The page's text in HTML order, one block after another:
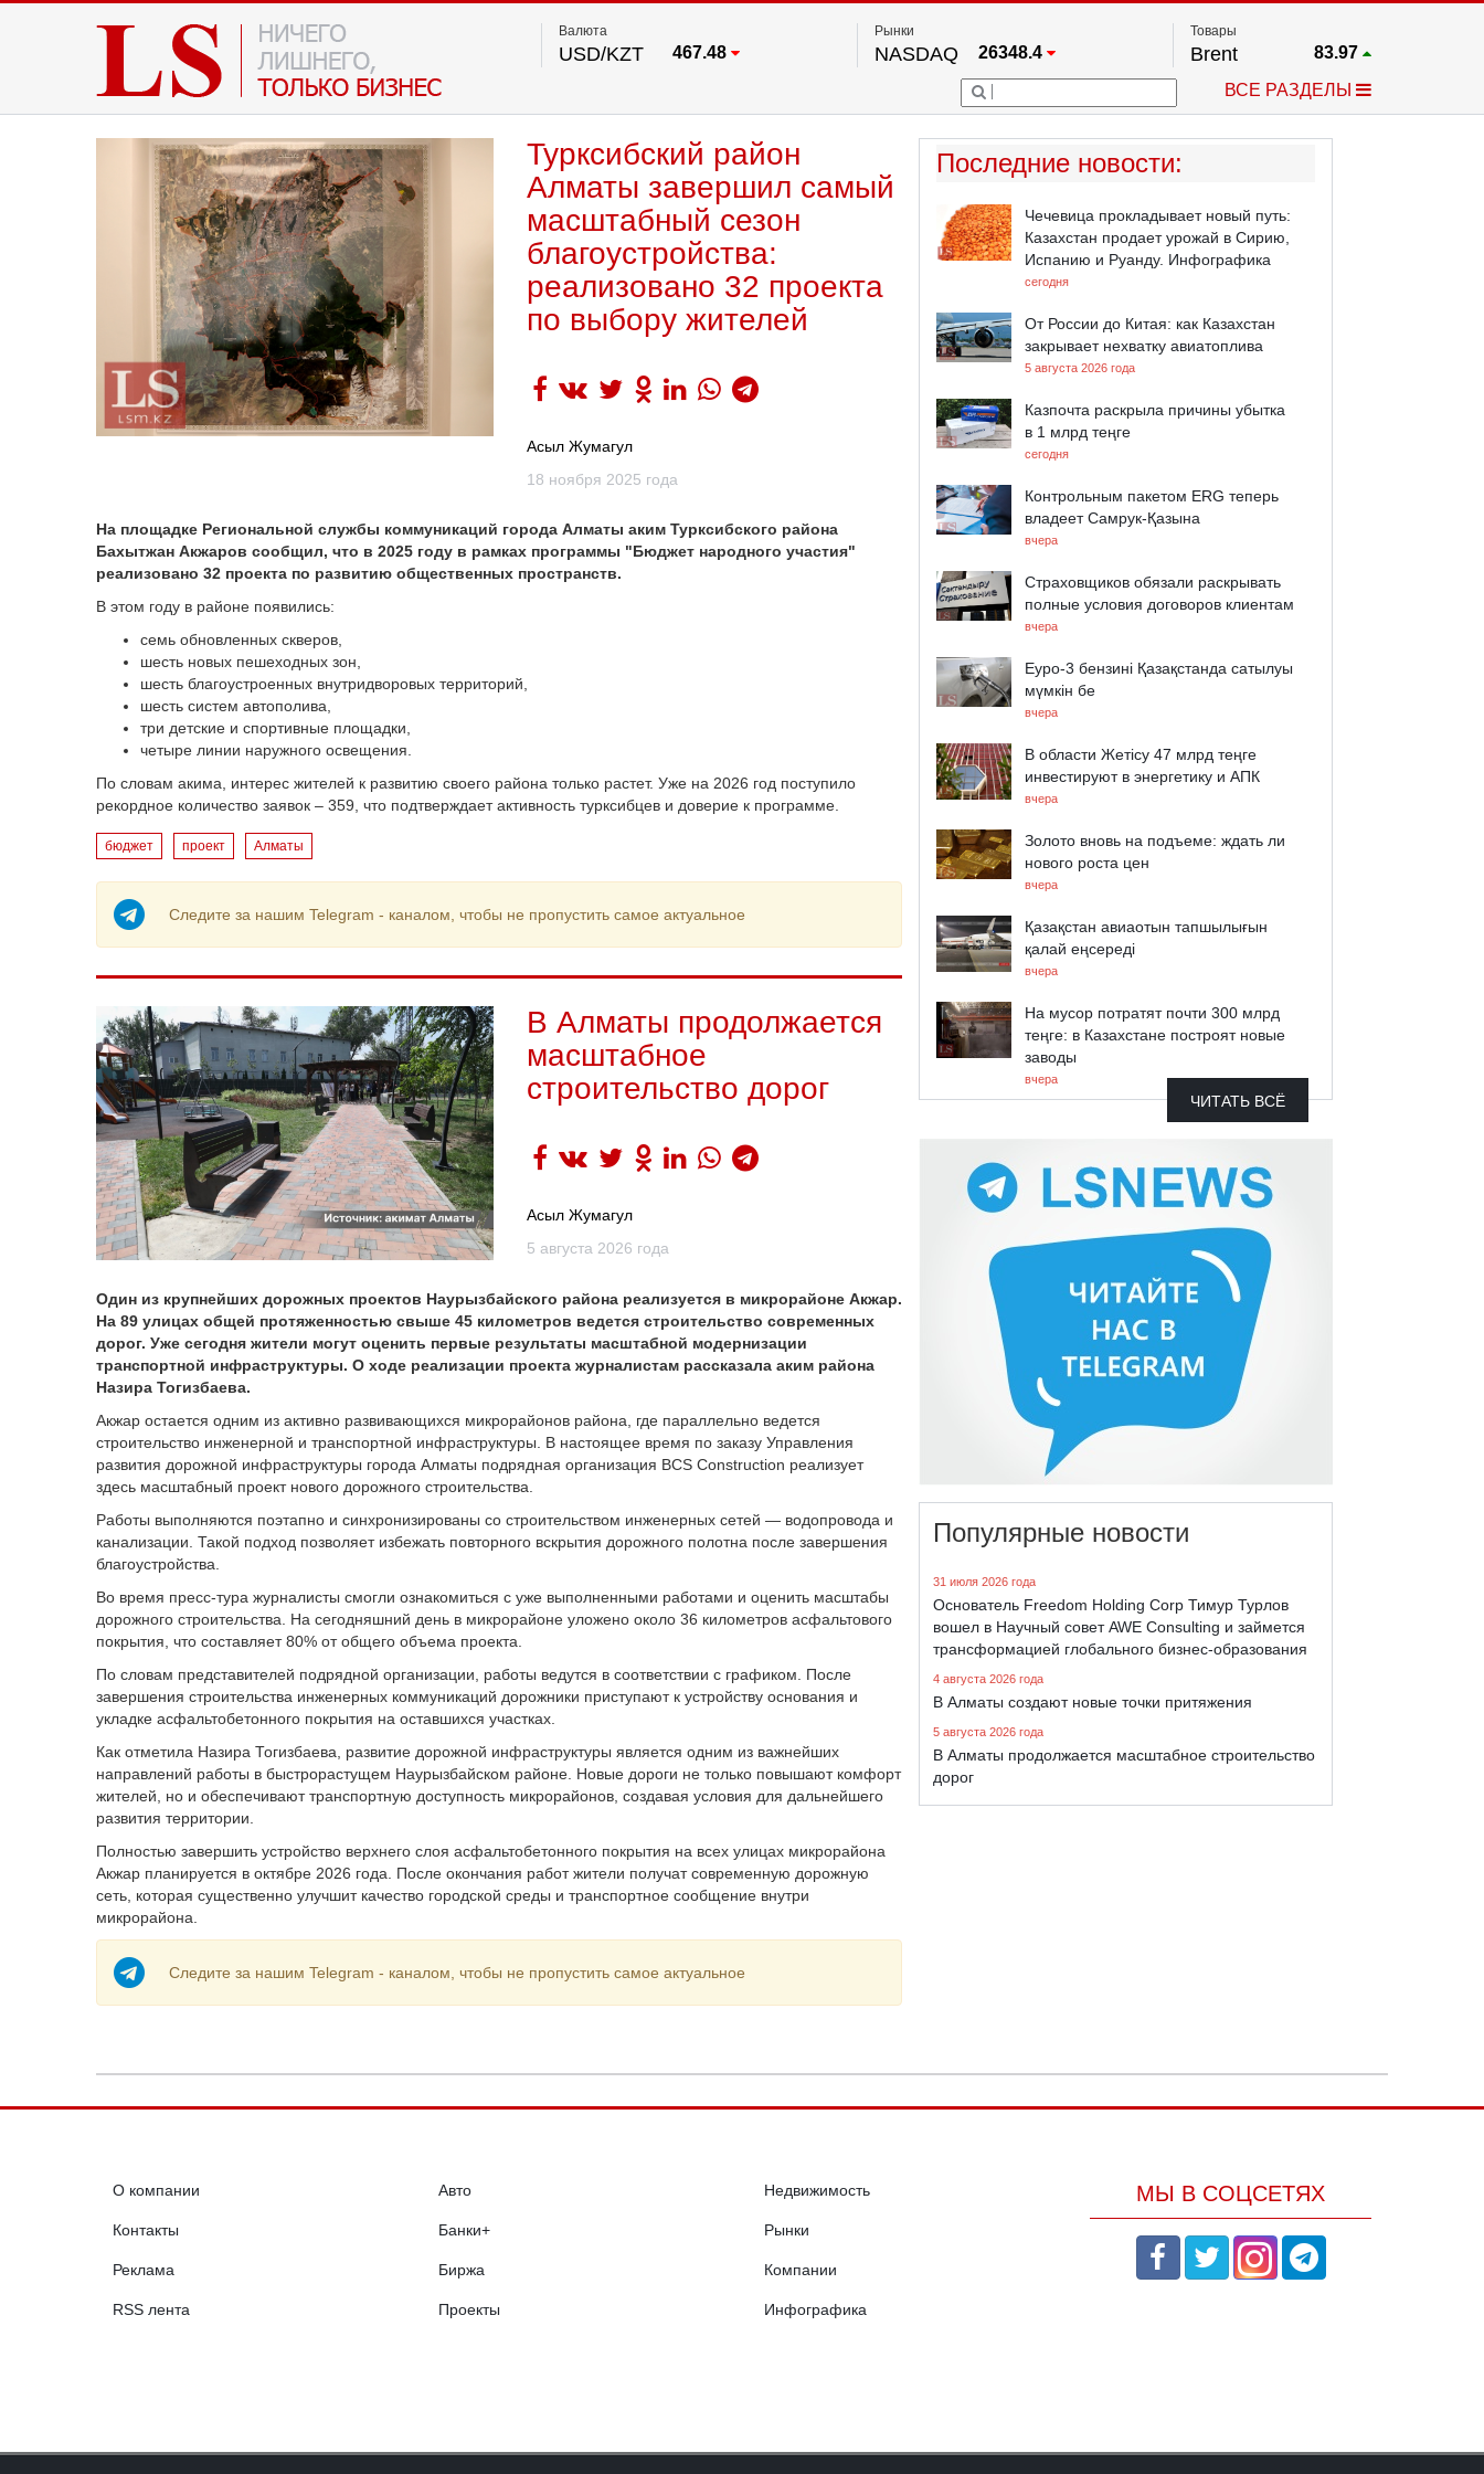
Валюта
USD/KZT 467.48
Рынки
NASDAQ 26348.4
FTSE 100 67.17
53885.1
S&P 500
NYSE 24484.1
Товары
Brent 83.97
Платина
2.64
ВСЕ РАЗДЕЛЫ
Турксибский район
Алматы завершил самый
масштабный сезон
благоустройства:
реализовано 32 проекта
по выбору жителей
Асыл Жумагул
18 ноября 2025 года
На площадке Региональной службы коммуникаций города Алматы аким Турксибского района
Бахытжан Акжаров сообщил, что в 2025 году в рамках программы "Бюджет народного участия"
реализовано 32 проекта по развитию общественных пространств.
В этом году в районе появились:
семь обновленных скверов,
шесть новых пешеходных зон,
шесть благоустроенных внутридворовых территорий,
шесть систем автополива,
три детские и спортивные площадки,
четыре линии наружного освещения.
По словам акима, интерес жителей к развитию своего района только растет. Уже на 2026 год поступило
рекордное количество заявок – 359, что подтверждает активность турксибцев и доверие к программе.
бюджет проект Алматы
Следите за нашим Telegram - каналом, чтобы не пропустить самое актуальное
В Алматы продолжается
масштабное
строительство дорог
Асыл Жумагул
5 августа 2026 года
Один из крупнейших дорожных проектов Наурызбайского района реализуется в микрорайоне Акжар.
На 89 улицах общей протяженностью свыше 45 километров ведется строительство современных
дорог. Уже сегодня жители могут оценить первые результаты масштабной модернизации
транспортной инфраструктуры. О ходе реализации проекта журналистам рассказала аким района
Назира Тогизбаева.
Акжар остается одним из активно развивающихся микрорайонов района, где параллельно ведется
строительство инженерной и транспортной инфраструктуры. В настоящее время по заказу Управления
развития дорожной инфраструктуры города Алматы подрядная организация BCS Construction реализует
здесь масштабный проект нового дорожного строительства.
Работы выполняются поэтапно и синхронизированы со строительством инженерных сетей — водопровода и
канализации. Такой подход позволяет избежать повторного вскрытия дорожного полотна после завершения
благоустройства.
Во время пресс-тура журналисты смогли ознакомиться с уже выполненными работами и оценить масштабы
дорожного строительства. На сегодняшний день в микрорайоне уложено около 36 километров асфальтового
покрытия, что составляет 80% от общего объема проекта.
По словам представителей подрядной организации, работы ведутся в соответствии с графиком. После
завершения строительства инженерных коммуникаций дорожники приступают к устройству основания и
укладке асфальтобетонного покрытия на оставшихся участках.
Как отметила Назира Тогизбаева, развитие дорожной инфраструктуры является одним из важнейших
направлений работы в быстрорастущем Наурызбайском районе. Новые дороги не только повышают комфорт
жителей, но и обеспечивают транспортную доступность микрорайонов, создавая условия для дальнейшего
развития территории.
Полностью завершить устройство верхнего слоя асфальтобетонного покрытия на всех улицах микрорайона
Акжар планируется в октябре 2026 года. После окончания работ жители получат современную дорожную
сеть, которая существенно улучшит качество городской среды и транспортное сообщение внутри
микрорайона.
Следите за нашим Telegram - каналом, чтобы не пропустить самое актуальное
Последние новости:
Чечевица прокладывает новый путь:
Казахстан продает урожай в Сирию,
Испанию и Руанду. Инфографика
сегодня
От России до Китая: как Казахстан
закрывает нехватку авиатоплива
5 августа 2026 года
Казпочта раскрыла причины убытка
в 1 млрд теңге
сегодня
Контрольным пакетом ERG теперь
владеет Самрук-Қазына
вчера
Страховщиков обязали раскрывать
полные условия договоров клиентам
вчера
Еуро-3 бензині Қазақстанда сатылуы
мүмкін бе
вчера
В области Жетісу 47 млрд теңге
инвестируют в энергетику и АПК
вчера
Золото вновь на подъеме: ждать ли
нового роста цен
вчера
Қазақстан авиаотын тапшылығын
қалай еңсереді
вчера
На мусор потратят почти 300 млрд
теңге: в Казахстане построят новые
заводы
вчера
ЧИТАТЬ ВСЁ
Популярные новости
31 июля 2026 года
Основатель Freedom Holding Corp Тимур Турлов
вошел в Научный совет AWE Consulting и займется
трансформацией глобального бизнес-образования
4 августа 2026 года
В Алматы создают новые точки притяжения
5 августа 2026 года
В Алматы продолжается масштабное строительство
дорог
О компании
Контакты
Реклама
RSS лента
Авто
Банки+
Биржа
Проекты
Недвижимость
Рынки
Компании
Инфографика
МЫ В СОЦСЕТЯХ